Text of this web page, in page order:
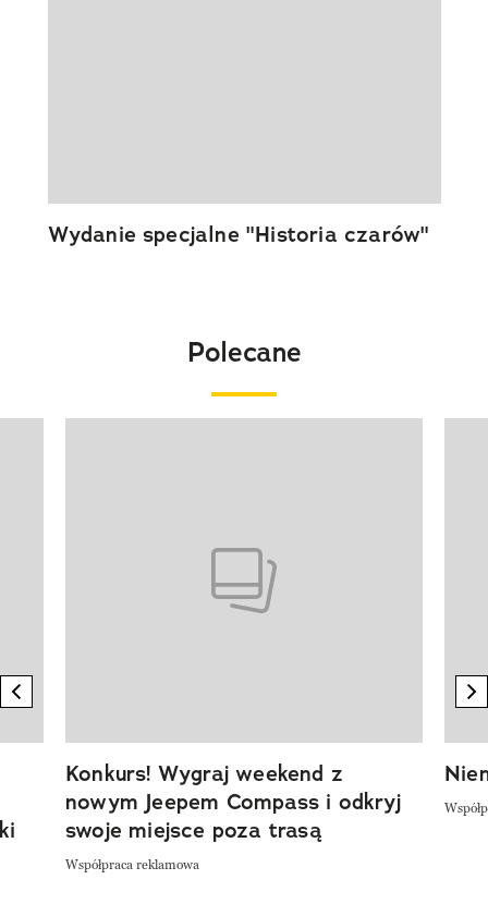
Wydanie specjalne "Historia czarów"
Polecane
previous element
Konkurs! Wygraj weekend z
nowym Jeepem Compass i odkryj
swoje miejsce poza trasą
Współpraca reklamowa